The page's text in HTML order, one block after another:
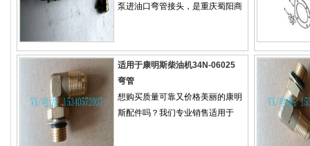
泵进油口弯管接头，是重庆蜀阳商
适用于康明斯柴油机34N-06025
弯管
想购买质量可靠又价格美丽的康明
斯配件吗？我们专业销售适用于